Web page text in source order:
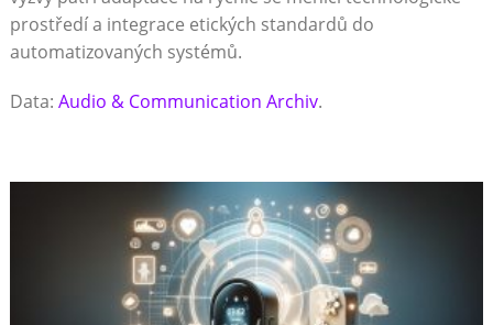
prostředí a integrace etických standardů do
automatizovaných systémů.
Data: Audio & Communication Archiv.